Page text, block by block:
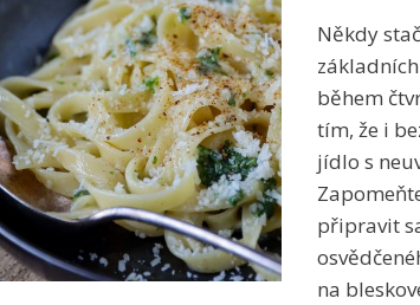
Někdy
během
tím, že i
jídlo s
připravit
na